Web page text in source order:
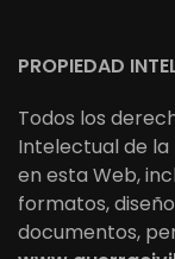
PROPIEDAD
Todos los
Intelectual de
en esta Web,
formatos,
documentos,